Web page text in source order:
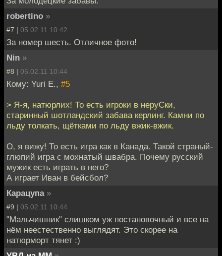
robertino »
#7 | 05.02.11 10:42
За номер шесть. Отличное фото!
Nin »
#8 | 05.02.11 10:44
Кому: Yuri E., #5
> Я-я, натюрлих! То есть игроки в неруСки,
старинный шотландский забава керлинг. Камни по
льду толкать, щётками по льду вжик-вжик.
О, я вижу! То есть игра как в Канада. Такой страный-
глюпий игра с мохнатый швабра. Почему русский
мужик есть играть в него?
А играет Иван в бейсбол?
Карацупа »
#9 | 05.02.11 10:44
"Мальчишник" слишком уж постановочный и все на
нём неестественно выглядят. Это скорее на
натюрморт тянет :)